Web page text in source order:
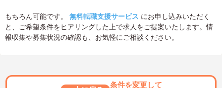
もちろん可能です。 無料転職支援サービス にお申し込みいただく
と、ご希望条件をヒアリングした上で求人をご提案いたします。情
報収集や募集状況の確認も、お気軽にご相談ください。
条件を変更して